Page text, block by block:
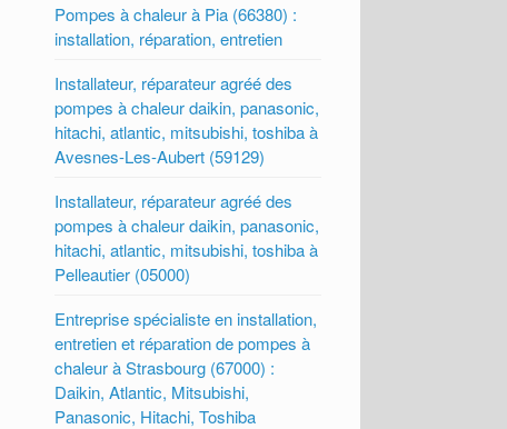
Pompes à chaleur à Pia (66380) :
installation, réparation, entretien
Installateur, réparateur agréé des
pompes à chaleur daikin, panasonic,
hitachi, atlantic, mitsubishi, toshiba à
Avesnes-Les-Aubert (59129)
Installateur, réparateur agréé des
pompes à chaleur daikin, panasonic,
hitachi, atlantic, mitsubishi, toshiba à
Pelleautier (05000)
Entreprise spécialiste en installation,
entretien et réparation de pompes à
chaleur à Strasbourg (67000) :
Daikin, Atlantic, Mitsubishi,
Panasonic, Hitachi, Toshiba